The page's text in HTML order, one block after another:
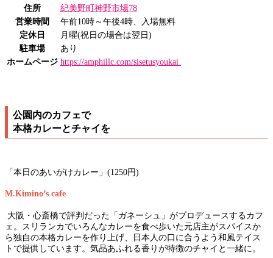
住所
紀美野町神野市場78
営業時間
午前10時～午後4時、入場無料
定休日
月曜(祝日の場合は翌日)
駐車場
あり
ホームページ https://amphillc.com/sisetusyoukai
公園内のカフェで
本格カレーとチャイを
「本日のあいがけカレー」(1250円)
M.Kimino’s cafe
大阪・心斎橋で評判だった「ガネーシュ」がプロデュースするカフ
ェ。スリランカでいろんなカレーを食べ歩いた元店主がスパイスか
ら独自の本格カレーを作り上げ、日本人の口に合うよう和風テイス
トで提供しています。気品あふれる香りが特徴のチャイと一緒に。